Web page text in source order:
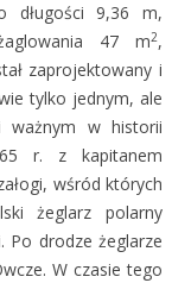
długości 9,36 m,
47 m2,
zaprojektowany i
tylko jednym, ale
ważnym w historii
r. z kapitanem
wśród których
żeglarz polarny
Po drodze żeglarze
W czasie tego